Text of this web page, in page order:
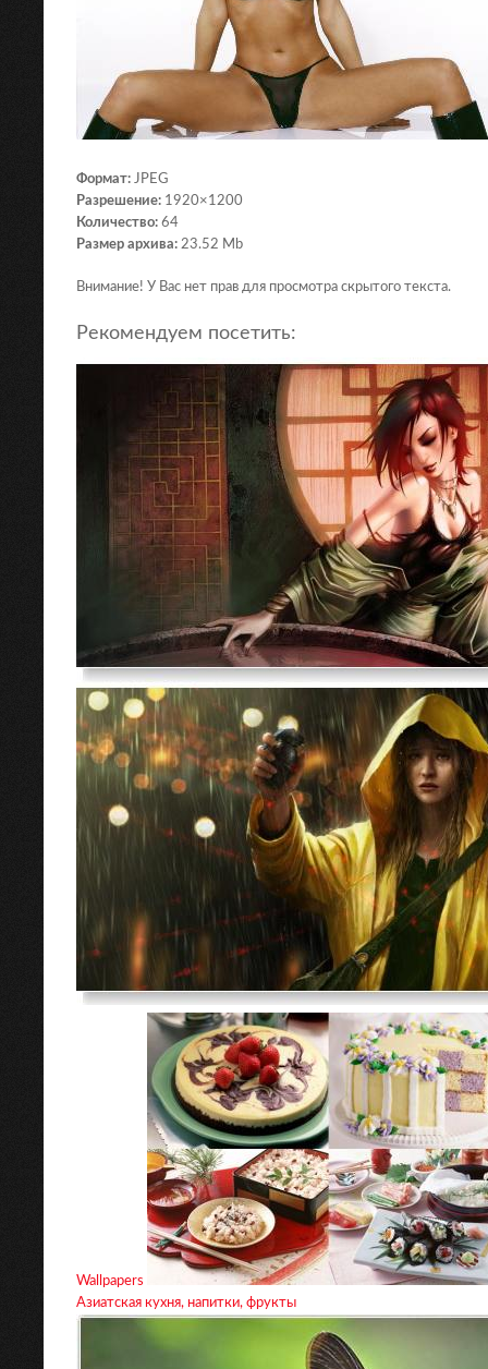
Формат: JPEG
Разрешение: 1920×1200
Количество: 64
Размер архива: 23.52 Mb
Внимание! У Вас нет прав для просмотра скрытого текста.
Рекомендуем посетить:
Wallpapers
Азиатская кухня, напитки, фрукты